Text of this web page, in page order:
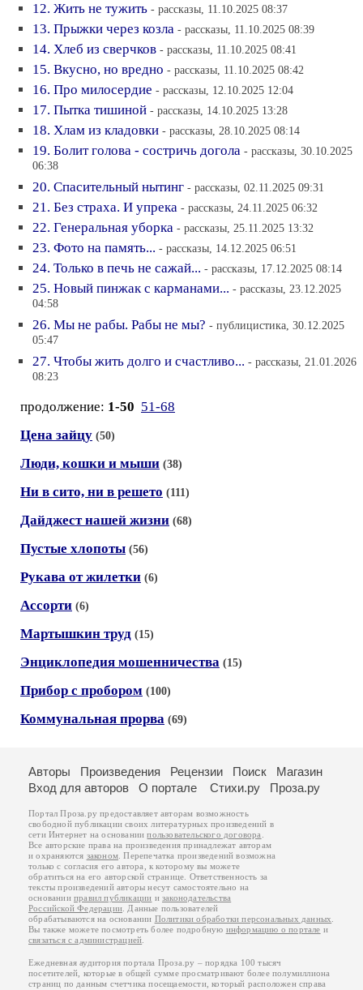
12. Жить не тужить - рассказы, 11.10.2025 08:37
13. Прыжки через козла - рассказы, 11.10.2025 08:39
14. Хлеб из сверчков - рассказы, 11.10.2025 08:41
15. Вкусно, но вредно - рассказы, 11.10.2025 08:42
16. Про милосердие - рассказы, 12.10.2025 12:04
17. Пытка тишиной - рассказы, 14.10.2025 13:28
18. Хлам из кладовки - рассказы, 28.10.2025 08:14
19. Болит голова - состричь догола - рассказы, 30.10.2025
06:38
20. Спасительный нытинг - рассказы, 02.11.2025 09:31
21. Без страха. И упрека - рассказы, 24.11.2025 06:32
22. Генеральная уборка - рассказы, 25.11.2025 13:32
23. Фото на память... - рассказы, 14.12.2025 06:51
24. Только в печь не сажай... - рассказы, 17.12.2025 08:14
25. Новый пинжак с карманами... - рассказы, 23.12.2025
04:58
26. Мы не рабы. Рабы не мы? - публицистика, 30.12.2025
05:47
27. Чтобы жить долго и счастливо... - рассказы, 21.01.2026
08:23
продолжение: 1-50 51-68
Цена зайцу (50)
Люди, кошки и мыши (38)
Ни в сито, ни в решето (111)
Дайджест нашей жизни (68)
Пустые хлопоты (56)
Рукава от жилетки (6)
Ассорти (6)
Мартышкин труд (15)
Энциклопедия мошенничества (15)
Прибор с пробором (100)
Коммунальная прорва (69)
Авторы Произведения Рецензии Поиск
Магазин
Вход для авторов
О портале Стихи.ру Проза.ру
Портал Проза.ру предоставляет авторам возможность
свободной публикации своих литературных произведений в
сети Интернет на основаниипользовательского договора
Все авторские права на произведения принадлежат авторам
и охраняются законом . Перепечатка произведений возможна
только с согласия его автора, к которому вы можете
обратиться на его авторской странице. Ответственность за
тексты произведений авторы несут самостоятельно на
основанииправил публикации изаконодательства
Российской Федерации . Данные пользователей
обрабатываются на основании Политики обработки персональных данных
Вы также можете посмотреть более подробную информацию о портале и
связаться с администрацией
Ежедневная аудитория портала Проза.ру – порядка 100 тысяч
посетителей, которые в общей сумме просматривают более полумиллиона
страниц по данным счетчика посещаемости, который расположен справа